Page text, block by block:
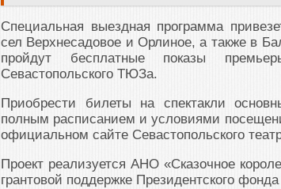
Специальная выездная программа
сел Верхнесадовое и Орлиное, а также в
пройдут бесплатные показы
Севастопольского ТЮЗа.
Приобрести билеты на спектакли
полным расписанием и условиями
официальном сайте Севастопольского
Проект реализуется АНО «Сказочное
грантовой поддержке Президентского